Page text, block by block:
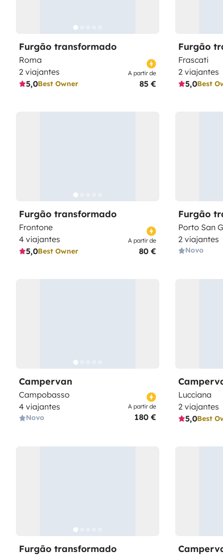
Furgão transformado
Roma
2 viajantes
5,0Best Owner
A partir de
85 €
Furgão
Frascati
2 viajantes
5,0Best
Furgão transformado
Frontone
4 viajantes
5,0Best Owner
A partir de
80 €
Furgão
Porto San
2 viajantes
Novo
Campervan
Campobasso
4 viajantes
Novo
A partir de
180 €
Lucciana
2 viajantes
5,0Best
Furgão transformado